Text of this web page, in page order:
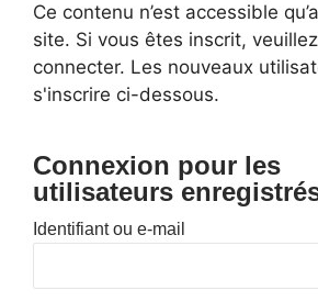
Ce contenu n’est accessible
site. Si vous êtes inscrit,
connecter. Les nouveaux
s'inscrire ci-dessous.
Connexion pour les
utilisateurs
Identifiant ou e-mail